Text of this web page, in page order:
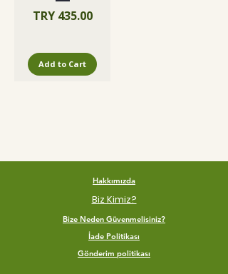
Price
TRY 435.00
Add to Cart
Hakkımızda
Biz Kimiz?
Bize Neden Güvenmelisiniz?
İade Politikası
Gönderim politikası